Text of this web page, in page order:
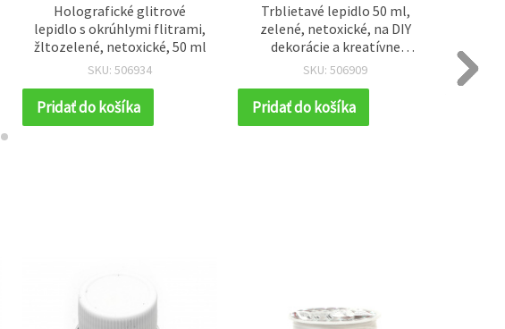
Holografické glitrové
lepidlo s okrúhlymi flitrami,
žltozelené, netoxické, 50 ml
SKU: 506934
Pridať do košíka
Trblietavé lepidlo 50 ml,
zelené, netoxické, na DIY
dekorácie a kreatívne
tvorenie
SKU: 506909
Pridať do košíka